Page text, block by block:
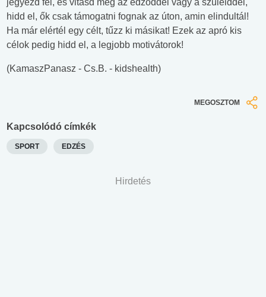
jegyezd fel, és vitasd meg az edződdel vagy a szüleiddel,
hidd el, ők csak támogatni fognak az úton, amin elindultál!
Ha már elértél egy célt, tűzz ki másikat! Ezek az apró kis
célok pedig hidd el, a legjobb motivátorok!
(KamaszPanasz - Cs.B. - kidshealth)
MEGOSZTOM
Kapcsolódó címkék
SPORT EDZÉS
Hirdetés